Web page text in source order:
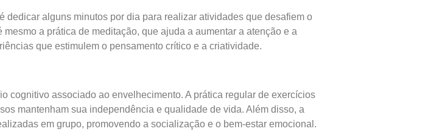
dedicar alguns minutos por dia para realizar atividades que desafiem o
a prática de meditação, que ajuda a aumentar a atenção e a
que estimulem o pensamento crítico e a criatividade.
cognitivo associado ao envelhecimento. A prática regular de exercícios
mantenham sua independência e qualidade de vida. Além disso, a
em grupo, promovendo a socialização e o bem-estar emocional.